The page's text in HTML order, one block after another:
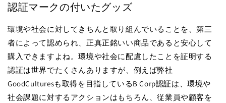
認証マークの付いたグッズ
環境や社会に対してきちんと取り組んでいることを、第三
者によって認められ、正真正銘いい商品であると安心して
購入できますよね。環境や社会に配慮したことを証明する
認証は世界でたくさんありますが、例えば弊社
GoodCulturesも取得を目指しているB Corp認証は、環境や
社会課題に対するアクションはもちろん、従業員や顧客を